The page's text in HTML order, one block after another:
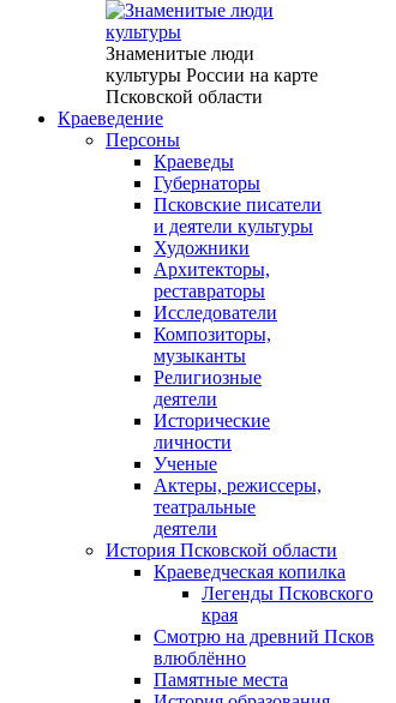
Знаменитые люди
культуры России на карте
Псковской области
Краеведение
Персоны
Краеведы
Губернаторы
Псковские писатели
и деятели культуры
Художники
Архитекторы,
реставраторы
Исследователи
Композиторы,
музыканты
Религиозные
деятели
Исторические
личности
Ученые
Актеры, режиссеры,
театральные
деятели
История Псковской области
Краеведческая копилка
Легенды Псковского
края
Смотрю на древний Псков
влюблённо
Памятные места